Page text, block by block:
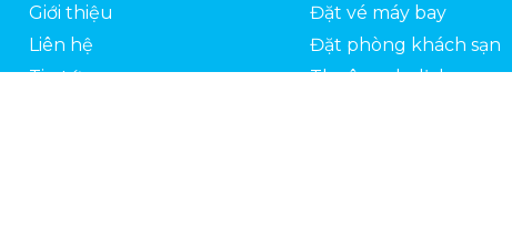
Giới thiệu
Liên hệ
Tin tức
Đặt vé máy bay
Đặt phòng khách sạn
Thuê xe du lịch